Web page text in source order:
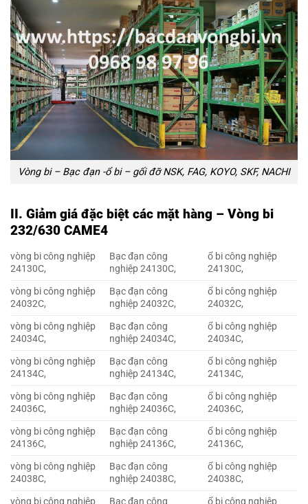
Vòng bi – Bạc đạn -ổ bi – gối đỡ NSK, FAG, KOYO, SKF, NACHI
II. Giảm giá đặc biệt các mặt hàng – Vòng bi
232/630 CAME4
vòng bi công nghiệp
24130C,
Bạc đạn công
nghiệp 24130C,
ổ bi công nghiệp
24130C,
vòng bi công nghiệp
24032C,
Bạc đạn công
nghiệp 24032C,
ổ bi công nghiệp
24032C,
vòng bi công nghiệp
24034C,
Bạc đạn công
nghiệp 24034C,
ổ bi công nghiệp
24034C,
vòng bi công nghiệp
24134C,
Bạc đạn công
nghiệp 24134C,
ổ bi công nghiệp
24134C,
vòng bi công nghiệp
24036C,
Bạc đạn công
nghiệp 24036C,
ổ bi công nghiệp
24036C,
vòng bi công nghiệp
24136C,
Bạc đạn công
nghiệp 24136C,
ổ bi công nghiệp
24136C,
vòng bi công nghiệp
24038C,
Bạc đạn công
nghiệp 24038C,
ổ bi công nghiệp
24038C,
vòng bi công nghiệp
Bạc đạn công ổ bi công nghiệp